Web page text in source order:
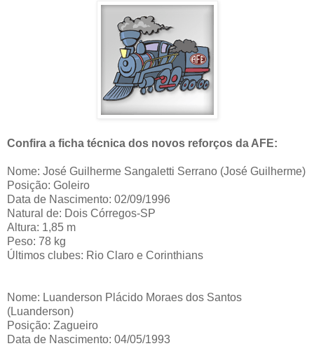
Confira a ficha técnica dos novos reforços da AFE:
Nome: José Guilherme Sangaletti Serrano (José Guilherme)
Posição: Goleiro
Data de Nascimento: 02/09/1996
Natural de: Dois Córregos-SP
Altura: 1,85 m
Peso: 78 kg
Últimos clubes: Rio Claro e Corinthians
Nome: Luanderson Plácido Moraes dos Santos
(Luanderson)
Posição: Zagueiro
Data de Nascimento: 04/05/1993